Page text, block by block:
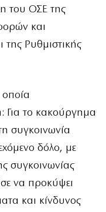
του ΟΣΕ της
και
Ρυθμιστικής
οποία
Για το κακούργημα
συγκοινωνία
δόλο, με
συγκοινωνίας
να προκύψει
και κίνδυνος